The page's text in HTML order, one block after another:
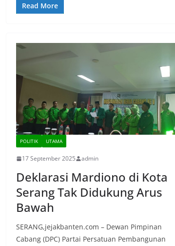
Read More
POLITIK UTAMA
17 September 2025 admin
Deklarasi Mardiono di Kota
Serang Tak Didukung Arus
Bawah
SERANG,jejakbanten.com – Dewan Pimpinan
Cabang (DPC) Partai Persatuan Pembangunan